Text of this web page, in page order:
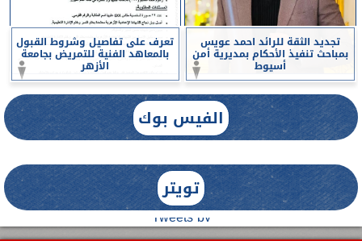
تجديد الثقة للرائد احمد عويس
بمباحث تنفيذ الأحكام بمديرية أمن
أسيوط
تعرف على تفاصيل وشروط القبول
بالمعاهد الفنية للتمريض بجامعة
الأزهر
الفيس بوك
تويتر
Tweets by